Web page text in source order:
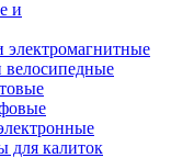
электромагнитные
велосипедные
для калиток